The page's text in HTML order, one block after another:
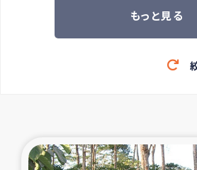
緊急救援の時
東ティモール豪雨緊
もっと見る